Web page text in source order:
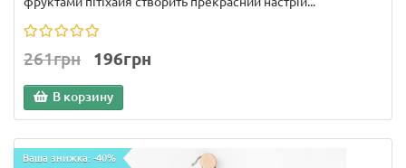
261грн 196грн
В корзину
Ваша знижка: -40%